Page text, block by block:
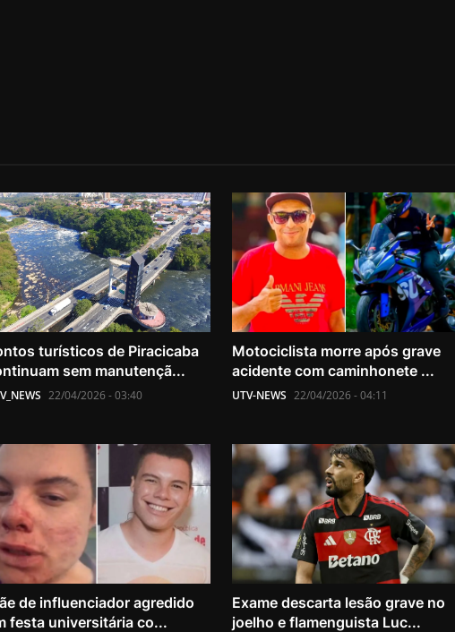
turísticos de Piracicaba
sem manutençã...
22/04/2026 - 03:40
Motociclista morre após grave
acidente com caminhonete ...
UTV-NEWS 22/04/2026 - 04:11
de influenciador agredido
festa universitária co...
Exame descarta lesão grave no
joelho e flamenguista Luc...